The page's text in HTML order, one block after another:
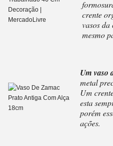
crente
vasos
mesmo
Um vaso
metal
Um
esta
porém
ações.